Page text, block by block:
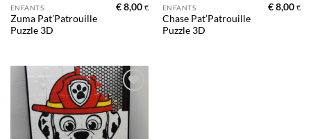
ENFANTS
Zuma Pat’Patrouille
Puzzle 3D
€8,00 € ENFANTS
Chase Pat’Patrouille
Puzzle 3D
€8,00 €
Ajouter
à la liste
d’envies